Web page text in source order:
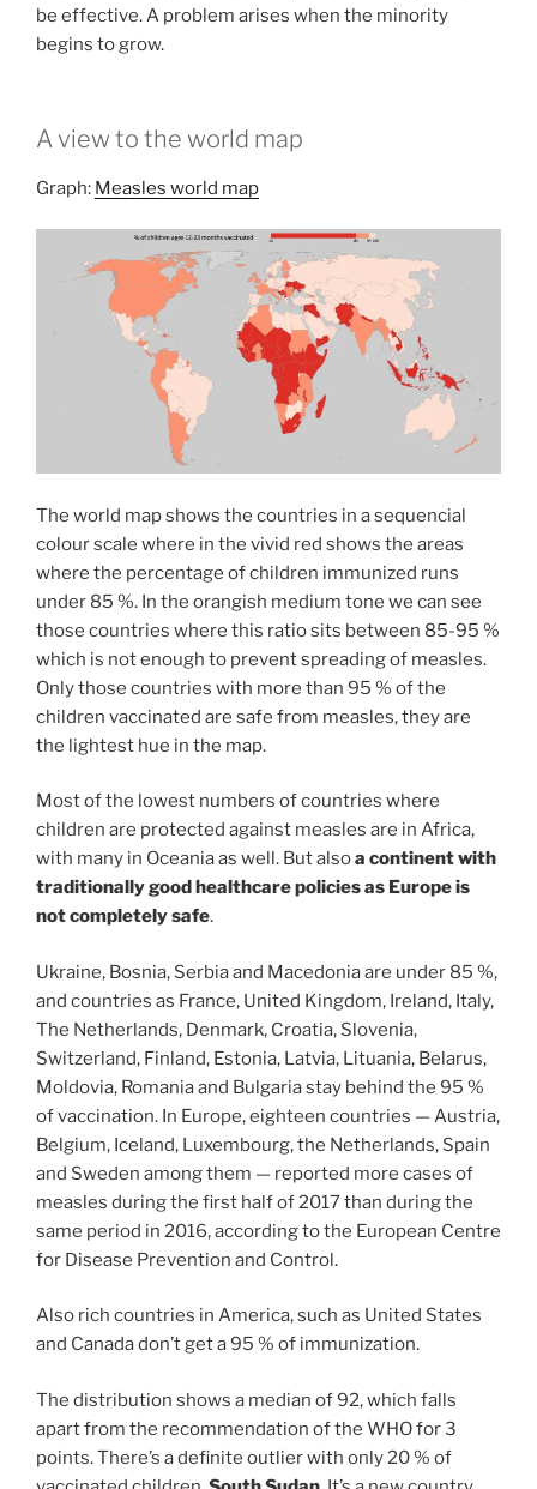
be effective. A problem arises when the minority
begins to grow.
A view to the world map
Graph: Measles world map
The world map shows the countries in a sequencial
colour scale where in the vivid red shows the areas
where the percentage of children immunized runs
under 85 %. In the orangish medium tone we can see
those countries where this ratio sits between 85-95 %
which is not enough to prevent spreading of measles.
Only those countries with more than 95 % of the
children vaccinated are safe from measles, they are
the lightest hue in the map.
Most of the lowest numbers of countries where
children are protected against measles are in Africa,
with many in Oceania as well. But alsoa continent with
traditionally good healthcare policies as Europe is
not completely safe.
Ukraine, Bosnia, Serbia and Macedonia are under 85 %,
and countries as France, United Kingdom, Ireland, Italy,
The Netherlands, Denmark, Croatia, Slovenia,
Switzerland, Finland, Estonia, Latvia, Lituania, Belarus,
Moldovia, Romania and Bulgaria stay behind the 95 %
of vaccination. In Europe, eighteen countries — Austria,
Belgium, Iceland, Luxembourg, the Netherlands, Spain
and Sweden among them — reported more cases of
measles during the first half of 2017 than during the
same period in 2016, according to the European Centre
for Disease Prevention and Control.
Also rich countries in America, such as United States
and Canada don’t get a 95 % of immunization.
The distribution shows a median of 92, which falls
apart from the recommendation of the WHO for 3
points. There’s a definite outlier with only 20 % of